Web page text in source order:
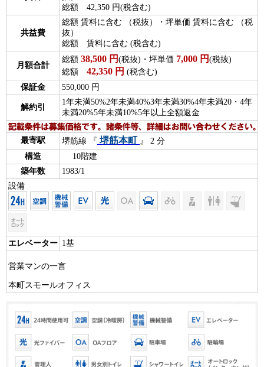
総額 42,350 円(税含む)
共益費
総額 賃料に含む （税抜）・坪単価 賃料に含む （税
抜）
総額 賃料に含む (税含む)
月額合計
総額 38,500 円 (税抜)・坪単価 7,000 円 (税抜)
総額 42,350 円 (税含む)
保証金
550,000 円
解約引
1年未満50%2年未満40%3年未満30%4年未満20・4年
未満20%5年未満10%5年以上全額返金
最寄駅 堺筋線 『 堺筋本町 』 2 分
構造
10階建
築年数
1983/1
設備
エレベーター 1基
営業マンの一言
本町スモールオフィス